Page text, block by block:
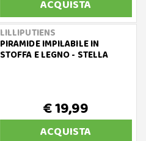
ACQUISTA
LILLIPUTIENS
PIRAMIDE IMPILABILE IN
STOFFA E LEGNO - STELLA
€ 19,99
ACQUISTA